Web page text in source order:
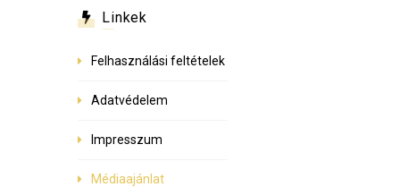
Linkek
Felhasználási feltételek
Adatvédelem
Impresszum
Médiaajánlat